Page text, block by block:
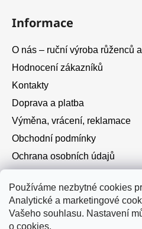
Používáme nezbytné cookies
Analytické a marketingové
Vašeho souhlasu. Nastavení
o cookies.
Informace
O nás – ruční výroba růženců
Hodnocení zákazníků
Kontakty
Doprava a platba
Výměna, vrácení, reklamace
Obchodní podmínky
Ochrana osobních údajů
Instagram